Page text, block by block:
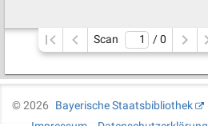
Scan / 0
©2026
Bayerische Staatsbibliothek